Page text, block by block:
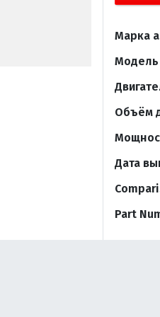
Марка
Модель
Объём
Дата
Part